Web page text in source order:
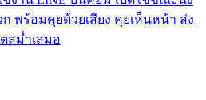
พร้อมคุยด้วยเสียง คุยเห็นหน้า ส่ง
สม่ำเสมอ